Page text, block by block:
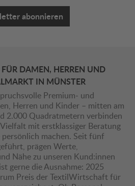
abonnieren
DAMEN, HERREN UND
IN MÜNSTER
Premium- und
Herren und Kinder – mitten am
2.000 Quadratmetern verbinden
mit erstklassiger Beratung
machen. Seit fünf
prägen Werte,
Nähe zu unseren Kund:innen
gerne die Ausnahme: 2025
Preis der TextilWirtschaft für